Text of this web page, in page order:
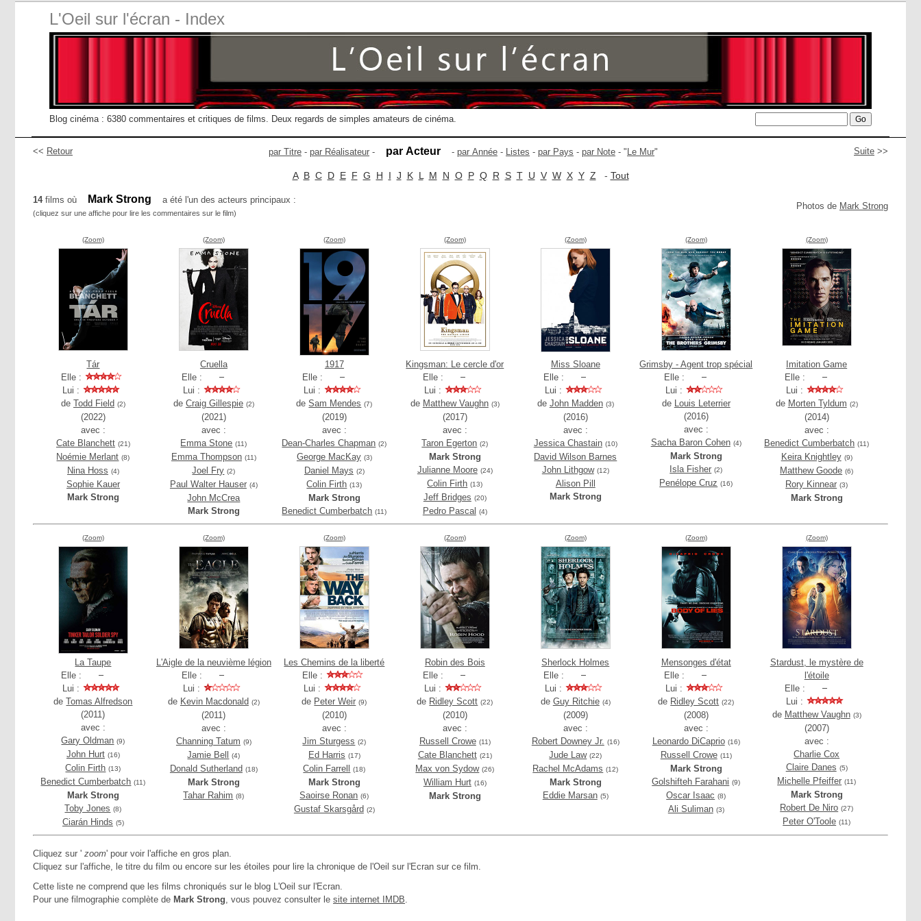
L'Oeil sur l'écran - Index
Blog cinéma : 6380 commentaires et critiques de films. Deux regards de simples amateurs de cinéma.
<< Retour Suite >>
par Titre - par Réalisateur - par Acteur - par Année - Listes - par Pays - par Note - " Le Mur"
A B C D E F G H I J K L M N O P Q R S T U V W X Y Z - Tout
Photos de Mark Strong
14films où Mark Strong a été l'un des acteurs principaux :
(cliquez sur une affiche pour lire les commentaires sur le film)
(Zoom)
Tár
Elle :
Lui :
de Todd Field (2)
(2022)
avec :
Cate Blanchett (21)
Noémie Merlant (8)
Nina Hoss (4)
Sophie Kauer
Mark Strong
(Zoom)
Cruella
Elle :
Lui :
de Craig Gillespie (2)
(2021)
avec :
Emma Stone (11)
Emma Thompson (11)
Joel Fry (2)
Paul Walter Hauser (4)
John McCrea
Mark Strong
(Zoom)
1917
Elle :
Lui :
deSam Mendes (7)
(2019)
avec :
Dean-Charles Chapman (2)
George MacKay (3)
Daniel Mays (2)
Colin Firth (13)
Mark Strong
Benedict Cumberbatch (11)
(Zoom)
Kingsman: Le cercle d'or
Elle :
Lui :
de Matthew Vaughn (3)
(2017)
avec :
Taron Egerton (2)
Mark Strong
Julianne Moore (24)
Colin Firth (13)
Jeff Bridges (20)
Pedro Pascal (4)
(Zoom)
Miss Sloane
Elle :
Lui :
de John Madden (3)
(2016)
avec :
Jessica Chastain (10)
David Wilson Barnes
John Lithgow (12)
Alison Pill
Mark Strong
(Zoom)
Grimsby - Agent trop spécial
Elle :
Lui :
de Louis Leterrier
(2016)
avec :
Sacha Baron Cohen (4)
Mark Strong
Isla Fisher (2)
Penélope Cruz (16)
(Zoom)
Imitation Game
Elle :
Lui :
de Morten Tyldum (2)
(2014)
avec :
Benedict Cumberbatch (11)
Keira Knightley (9)
Matthew Goode (6)
Rory Kinnear (3)
Mark Strong
(Zoom)
La Taupe
Elle :
Lui :
deTomas Alfredson
(2011)
avec :
Gary Oldman (9)
John Hurt (16)
Colin Firth (13)
Benedict Cumberbatch (11)
Mark Strong
Toby Jones (8)
Ciarán Hinds (5)
(Zoom)
L'Aigle de la neuvième légion
Elle :
Lui :
de Kevin Macdonald (2)
(2011)
avec :
Channing Tatum (9)
Jamie Bell (4)
Donald Sutherland (18)
Mark Strong
Tahar Rahim (8)
(Zoom)
Les Chemins de la liberté
Elle :
Lui :
de Peter Weir (9)
(2010)
avec :
Jim Sturgess (2)
Ed Harris (17)
Colin Farrell (18)
Mark Strong
Saoirse Ronan (6)
Gustaf Skarsgård (2)
(Zoom)
Robin des Bois
Elle :
Lui :
de Ridley Scott (22)
(2010)
avec :
Russell Crowe (11)
Cate Blanchett (21)
Max von Sydow (26)
William Hurt (16)
Mark Strong
(Zoom)
Sherlock Holmes
Elle :
Lui :
de Guy Ritchie (4)
(2009)
avec :
Robert Downey Jr. (16)
Jude Law (22)
Rachel McAdams (12)
Mark Strong
Eddie Marsan (5)
(Zoom)
Mensonges d'état
Elle :
Lui :
de Ridley Scott (22)
(2008)
avec :
Leonardo DiCaprio (16)
Russell Crowe (11)
Mark Strong
Golshifteh Farahani (9)
Oscar Isaac (8)
Ali Suliman (3)
(Zoom)
Stardust, le mystère de
l'étoile
Elle :
Lui :
de Matthew Vaughn (3)
(2007)
avec :
Charlie Cox
Claire Danes (5)
Michelle Pfeiffer (11)
Mark Strong
Robert De Niro (27)
Peter O'Toole (11)
Cliquez sur ' zoom' pour voir l'affiche en gros plan.
Cliquez sur l'affiche, le titre du film ou encore sur les étoiles pour lire la chronique de l'Oeil sur l'Ecran sur ce film.
Cette liste ne comprend que les films chroniqués sur le blog L'Oeil sur l'Ecran.
Pour une filmographie complète de Mark Strong, vous pouvez consulter le site internet IMDB.